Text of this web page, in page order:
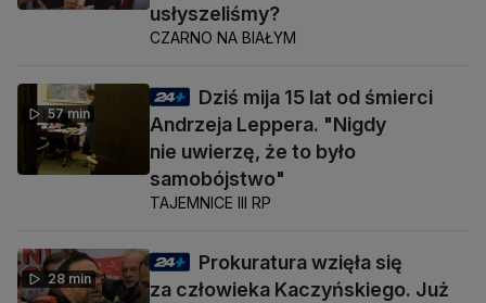
usłyszeliśmy?
CZARNO NA BIAŁYM
57 min
Dziś mija 15 lat od śmierci
Andrzeja Leppera. "Nigdy
nie uwierzę, że to było
samobójstwo"
TAJEMNICE III RP
28 min
Prokuratura wzięła się
za człowieka Kaczyńskiego. Już